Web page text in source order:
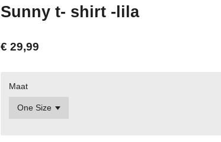
Sunny t- shirt -lila
€ 29,99
Maat